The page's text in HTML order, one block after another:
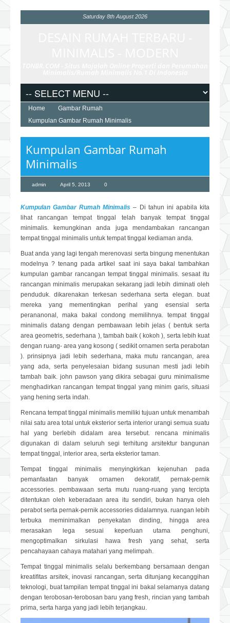
Saturday 8th August 2026
Home
Gambar Rumah
Kumpulan Gambar Rumah Minimalis
Kumpulan Gambar Rumah
Minimalis
admin April 5, 2013 0
Kumpulan Gambar Rumah Minimalis – Di tahun ini apabila kita
lihat rancangan tempat tinggal telah banyak tempat tinggal
minimalis. kemungkinan anda juga mendambakan rancangan
tempat tinggal minimalis untuk tempat tinggal kediaman anda.
Buat anda yang lagi tengah merenovasi serta bingung menentukan
modelnya ? tenang pada artikel saat ini saya bakal tambahkan
kumpulan gambar rancangan tempat tinggal minimalis. sesaat itu
rancangan minimalis merupakan sekarang jadi lebih diminati oleh
penduduk. dikarenakan terkesan sederhana serta elegan. buat
mereka yang mementingkan perihal yang esensial serta
perananonal, maka bakal condong memilihnya. tempat tinggal
minimalis datang dengan pembawaan lebih jelas ( bentuk serta
area geometris, sederhana ), tambah baik ( kokoh ), serta lebih kuat
dengan ruang- area yang kosong ( sedikit ornamen serta perabotan
). prinsipnya jadi lebih sederhana, maka mutu rancangan, area
yang ada, serta penyelesaian bidang susunan mesti jadi lebih
tambah baik. john pawson yang dikira sebagai guru minimalisme
menghadirkan rancangan tempat tinggal yang minim garis, situasi
yang hening serta indah.
Rencana tempat tinggal minimalis memiliki tujuan untuk menambah
nilai satu area total untuk eksterior serta interior urangi semua suatu
hal yang berlebih didalam area tersebut. rencana minimalis
digunakan di dalam seluruh segi terhitung arsitektur bangunan
tempat tinggal, interior area, serta eksterior taman.
Tempat tinggal minimalis menyingkirkan kejenuhan pada
pemanfaatan banyak ornamen dekoratif, pernak-pernik
accessories. pembawaan serta mutu ruang-ruang yang tercipta
ditentukan oleh keberadaan area itu sendiri, bukan hanya oleh
perabot serta pernak-pernik accessories didalamnya. ruangan lebih
terbuka meminimalkan penyekatan dinding, hingga area
merasakan lega sesuai keperluan utama penghuni,
mengoptimalkan sirkulasi hawa fresh yang sehat, serta
pencahayaan cahaya matahari yang melimpah.
Tempat tinggal minimalis selalu berkembang bersamaan dengan
kreatifitas arsitek, inovasi rancangan, serta ditunjang kecanggihan
teknologi, buat tampilan tempat tinggal ini bakal selamanya datang
dengan terobosan-terobosan baru yang fresh, rincian yang tambah
prima, serta harga yang jadi lebih terjangkau.